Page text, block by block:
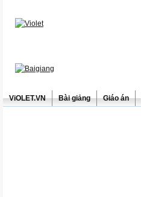
ViOLET.VN Bài giảng Giáo án